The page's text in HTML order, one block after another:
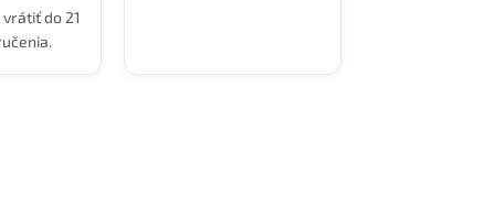
do 21